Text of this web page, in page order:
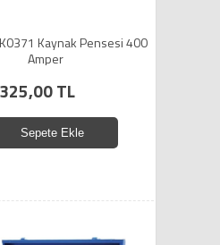
Kaynak Pensesi 400
Amper
325,00 TL
Sepete Ekle